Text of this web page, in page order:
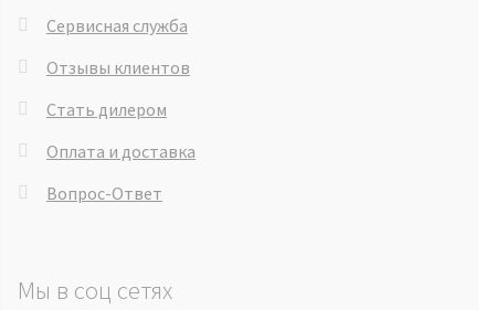
Сервисная служба
Отзывы клиентов
Стать дилером
Оплата и доставка
Вопрос-Ответ
Мы в соц сетях